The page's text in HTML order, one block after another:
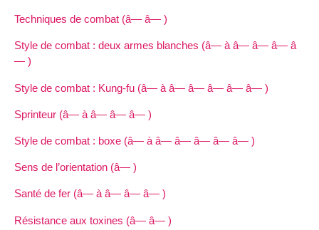
Techniques de combat (â— â— )
Style de combat : deux armes blanches (â— à â— â— â— â
— )
Style de combat : Kung-fu (â— à â— â— â— â— â— )
Sprinteur (â— à â— â— â— )
Style de combat : boxe (â— à â— â— â— â— â— )
Sens de l’orientation (â— )
Santé de fer (â— à â— â— â— )
Résistance aux toxines (â— â— )